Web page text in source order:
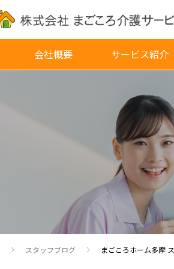
会社概要 サービス紹介
スタッフブログ まごころホーム多摩